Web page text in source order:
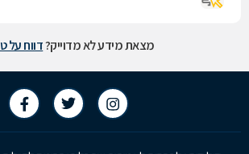
מצאת מידע לא מדוייק?דווח על